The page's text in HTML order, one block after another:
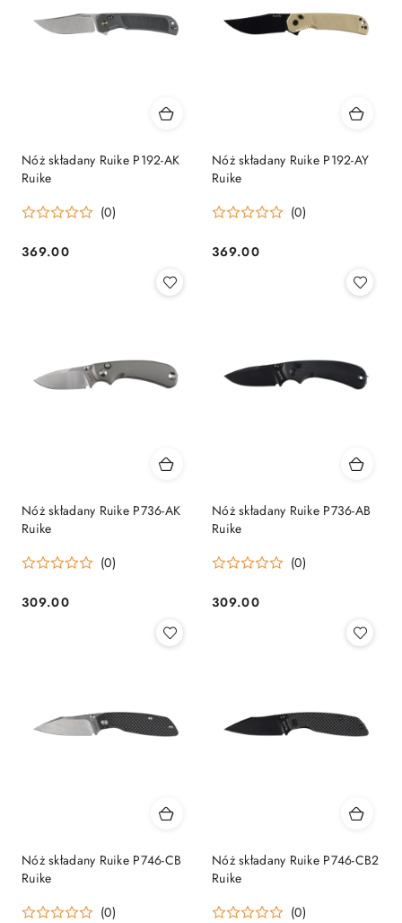
Nóż składany Ruike P192-AK
Ruike
(0)
Cena:
369.00
Nóż składany Ruike P192-AY
Ruike
(0)
Cena:
369.00
Nóż składany Ruike P736-AK
Ruike
(0)
Cena:
309.00
Nóż składany Ruike P736-AB
Ruike
(0)
Cena:
309.00
Nóż składany Ruike P746-CB
Ruike
(0)
Nóż składany Ruike P746-CB2
Ruike
(0)